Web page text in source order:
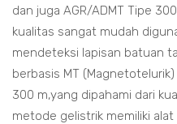
dan juga AGR/ADMT Tipe
kualitas sangat mudah
mendeteksi lapisan batuan
berbasis MT
300 m,yang dipahami dari
metode gelistrik memiliki